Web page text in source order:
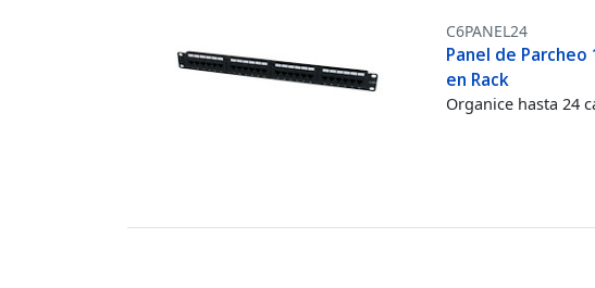
C6PANEL24
Panel de
en Rack
Organice hasta 24